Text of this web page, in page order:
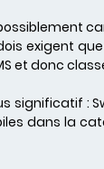
exigent
et donc
:
dans la